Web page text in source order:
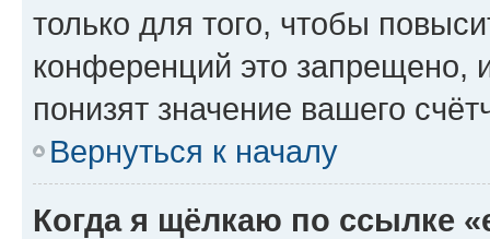
только для того, чтобы
конференций это запрещено,
понизят значение вашего
Вернуться к началу
Когда я щёлкаю по ссылке